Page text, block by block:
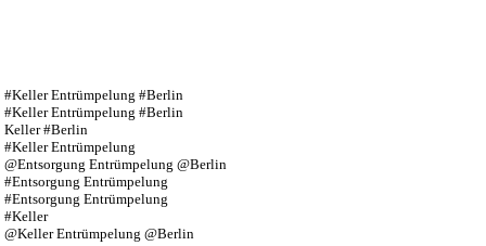
#Keller Entrümpelung #Berlin
#Keller Entrümpelung #Berlin
Keller #Berlin
#Keller Entrümpelung
@Entsorgung Entrümpelung @Berlin
#Entsorgung Entrümpelung
#Entsorgung Entrümpelung
#Keller
@Keller Entrümpelung @Berlin